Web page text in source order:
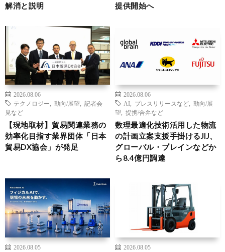
解消と説明
提供開始へ
2026.08.06
テクノロジー
動向/展望
記者会
見など
【現地取材】貿易関連業務の
効率化目指す業界団体「日本
貿易DX協会」が発足
2026.08.06
AI
プレスリリースなど
動向/展
望
提携/合弁など
数理最適化技術活用した物流
の計画立案支援手掛けるJIJ、
グローバル・ブレインなどか
ら8.4億円調達
2026.08.05
2026.08.05